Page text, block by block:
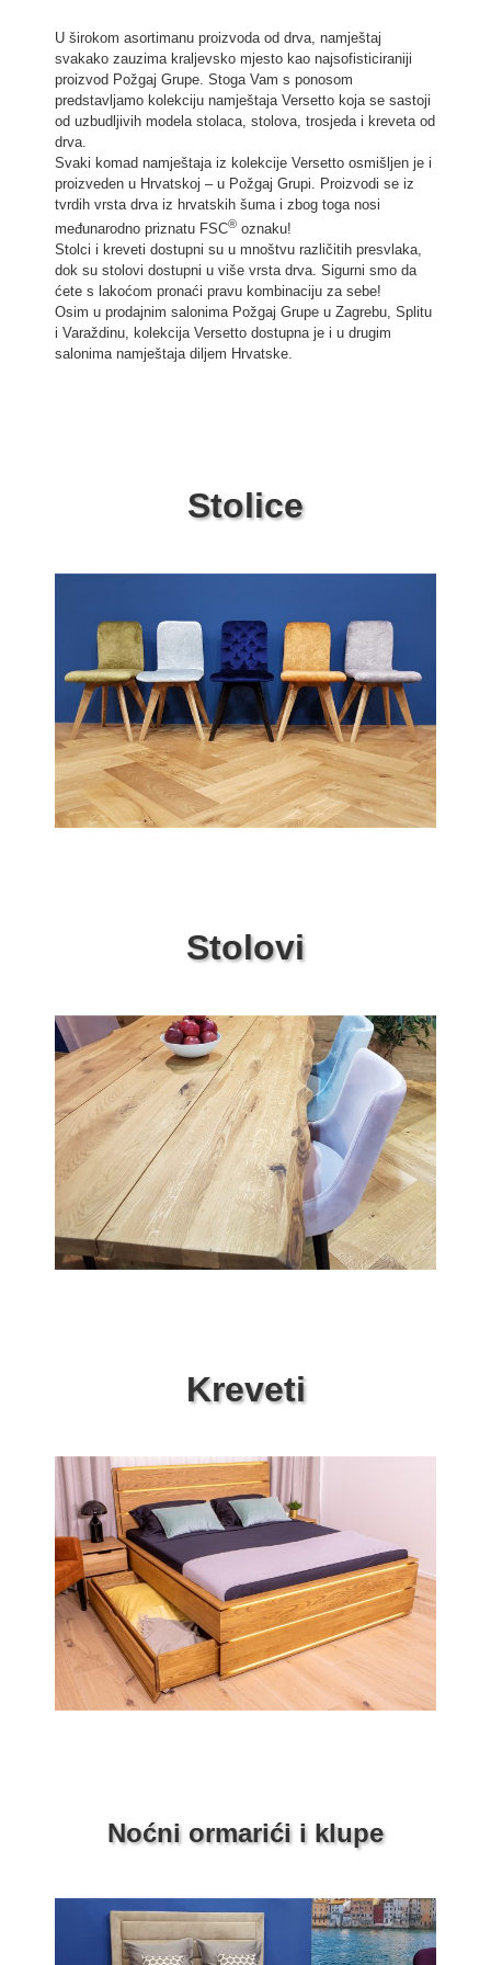
Hrvatski
U širokom asortimanu proizvoda od drva, namještaj
svakako zauzima kraljevsko mjesto kao najsofisticiraniji
proizvod Požgaj Grupe. Stoga Vam s ponosom
predstavljamo kolekciju namještaja Versetto koja se sastoji
od uzbudljivih modela stolaca, stolova, trosjeda i kreveta od
drva.
Svaki komad namještaja iz kolekcije Versetto osmišljen je i
proizveden u Hrvatskoj – u Požgaj Grupi. Proizvodi se iz
tvrdih vrsta drva iz hrvatskih šuma i zbog toga nosi
međunarodno priznatu FSC® oznaku!
Stolci i kreveti dostupni su u mnoštvu različitih presvlaka,
dok su stolovi dostupni u više vrsta drva. Sigurni smo da
ćete s lakoćom pronaći pravu kombinaciju za sebe!
Osim u prodajnim salonima Požgaj Grupe u Zagrebu, Splitu
i Varaždinu, kolekcija Versetto dostupna je i u drugim
salonima namještaja diljem Hrvatske.
Stolice
Stolovi
Kreveti
Noćni ormarići i klupe